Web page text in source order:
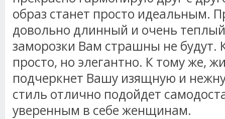
образ станет просто идеальным.
довольно длинный и очень
заморозки Вам страшны не будут.
просто, но элегантно. К тому же,
подчеркнет Вашу изящную и
стиль отлично подойдет
уверенным в себе женщинам.